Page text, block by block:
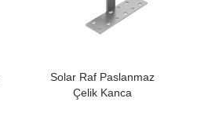
Solar Raf Paslanmaz
Çelik Kanca